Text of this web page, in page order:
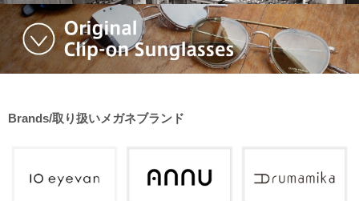
Brands/取り扱いメガネブランド